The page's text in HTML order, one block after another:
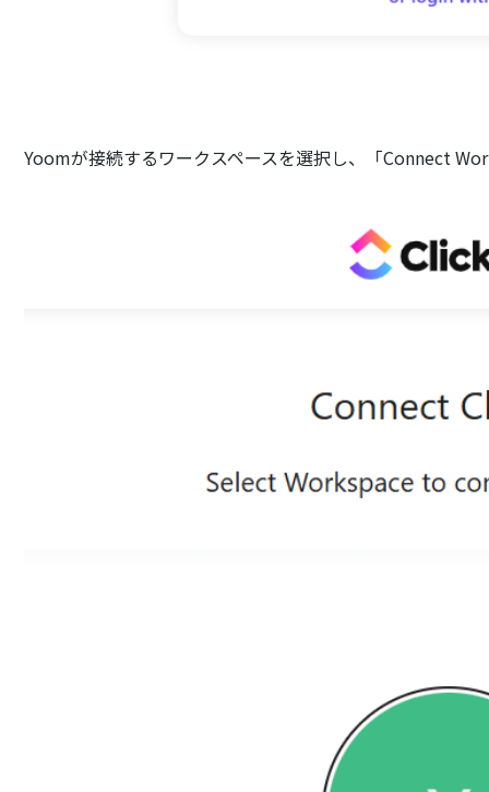
Yoomが接続するワークスペースを選択し、「Connect